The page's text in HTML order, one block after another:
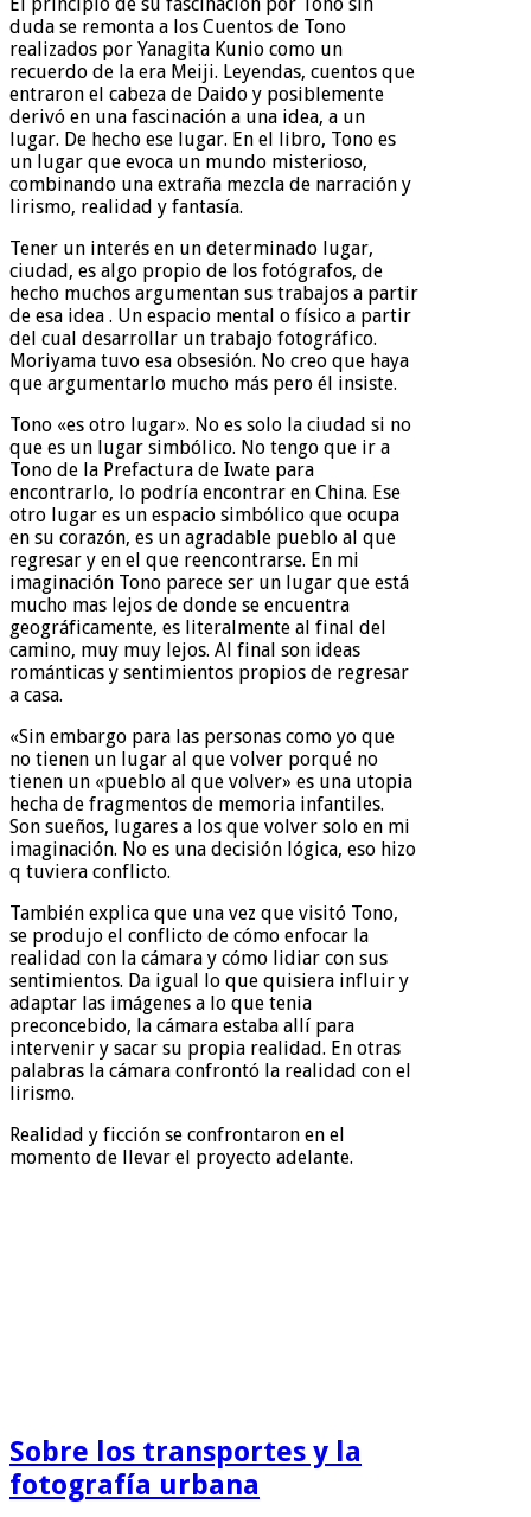
duda se remonta a los Cuentos de Tono
realizados por Yanagita Kunio como un
recuerdo de la era Meiji. Leyendas, cuentos que
entraron el cabeza de Daido y posiblemente
derivó en una fascinación a una idea, a un
lugar. De hecho ese lugar. En el libro, Tono es
un lugar que evoca un mundo misterioso,
combinando una extraña mezcla de narración y
lirismo, realidad y fantasía.
Tener un interés en un determinado lugar,
ciudad, es algo propio de los fotógrafos, de
hecho muchos argumentan sus trabajos a partir
de esa idea . Un espacio mental o físico a partir
del cual desarrollar un trabajo fotográfico.
Moriyama tuvo esa obsesión. No creo que haya
que argumentarlo mucho más pero él insiste.
Tono «es otro lugar». No es solo la ciudad si no
que es un lugar simbólico. No tengo que ir a
Tono de la Prefactura de Iwate para
encontrarlo, lo podría encontrar en China. Ese
otro lugar es un espacio simbólico que ocupa
en su corazón, es un agradable pueblo al que
regresar y en el que reencontrarse. En mi
imaginación Tono parece ser un lugar que está
mucho mas lejos de donde se encuentra
geográficamente, es literalmente al final del
camino, muy muy lejos. Al final son ideas
románticas y sentimientos propios de regresar
a casa.
«Sin embargo para las personas como yo que
no tienen un lugar al que volver porqué no
tienen un «pueblo al que volver» es una utopia
hecha de fragmentos de memoria infantiles.
Son sueños, lugares a los que volver solo en mi
imaginación. No es una decisión lógica, eso hizo
q tuviera conflicto.
También explica que una vez que visitó Tono,
se produjo el conflicto de cómo enfocar la
realidad con la cámara y cómo lidiar con sus
sentimientos. Da igual lo que quisiera influir y
adaptar las imágenes a lo que tenia
preconcebido, la cámara estaba allí para
intervenir y sacar su propia realidad. En otras
palabras la cámara confrontó la realidad con el
lirismo.
Realidad y ficción se confrontaron en el
momento de llevar el proyecto adelante.
Sobre los transportes y la
fotografía urbana